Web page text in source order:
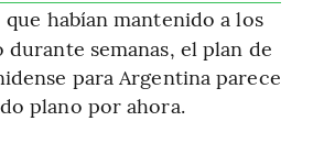
que habían mantenido a los
semanas, el plan de
para Argentina parece
plano por ahora.